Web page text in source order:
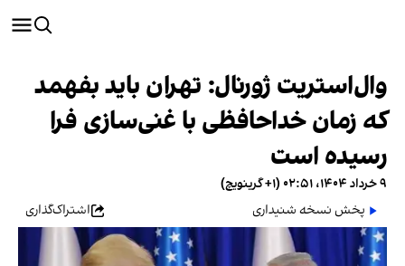
وال‌استریت ژورنال: تهران باید بفهمد
که زمان خداحافظی با غنی‌سازی فرا
رسیده است
۹ خرداد ۱۴۰۴، ۰۲:۵۱ (‎+۱ گرینویچ)
پخش نسخه شنیداری
اشتراک‌گذاری